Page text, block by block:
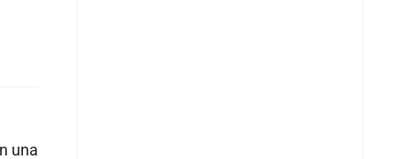
una